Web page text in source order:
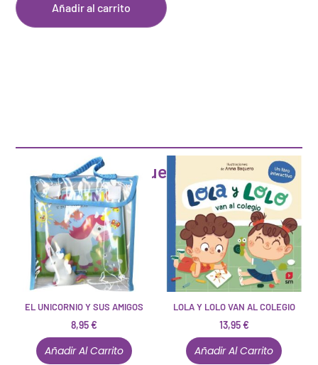
Añadir al carrito
Artículos que pueden interesarte
EL UNICORNIO Y SUS AMIGOS
8,95€
Añadir Al Carrito
LOLA Y LOLO VAN AL COLEGIO
13,95€
Añadir Al Carrito